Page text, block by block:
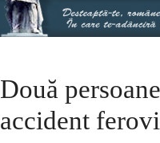
Două
accident